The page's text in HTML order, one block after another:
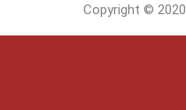
Copyright ©